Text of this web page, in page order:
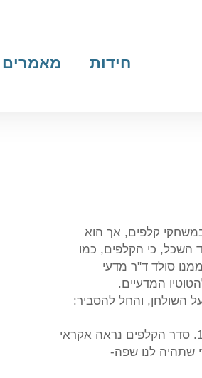
חידות מאמרים
קלפים, אך הוא
השכל, כי הקלפים, כמו
סולד ד"ר מדעי
המדעיים.
השולחן, והחל להסביר:
שתהיה לנו שפה-